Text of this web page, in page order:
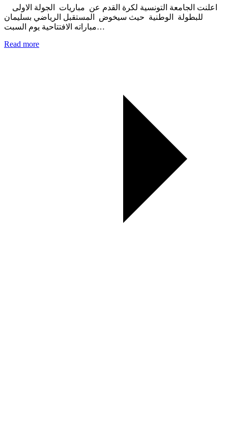
للبطولة الوطنية حيث سيخوض المستقبل الرياضي بسليمان
مباراته الافتتاحية يوم السبت…
Read more